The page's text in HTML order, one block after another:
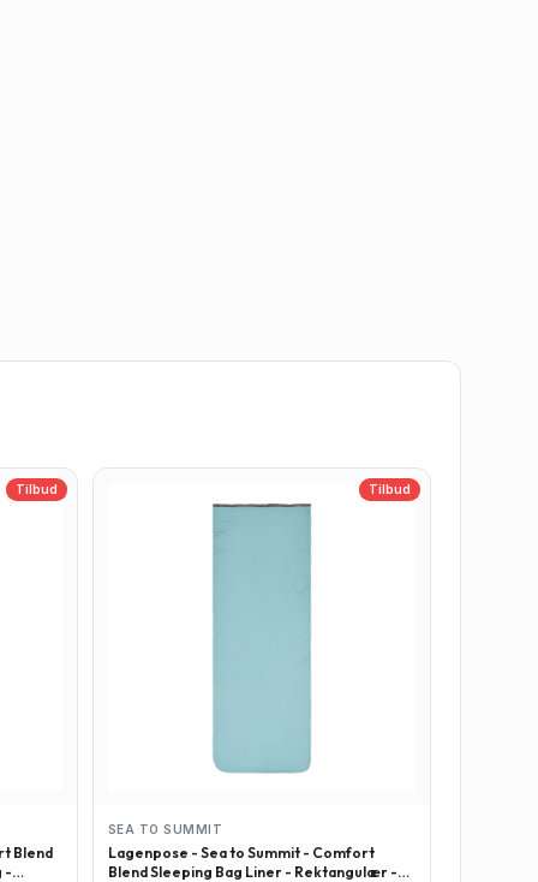
Tilbud
Blend
-
Tilbud
SEA TO SUMMIT
Lagenpose - Sea to Summit - Comfort
Blend Sleeping Bag Liner - Rektangulær -